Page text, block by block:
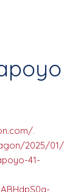
.
2025/01/
41-